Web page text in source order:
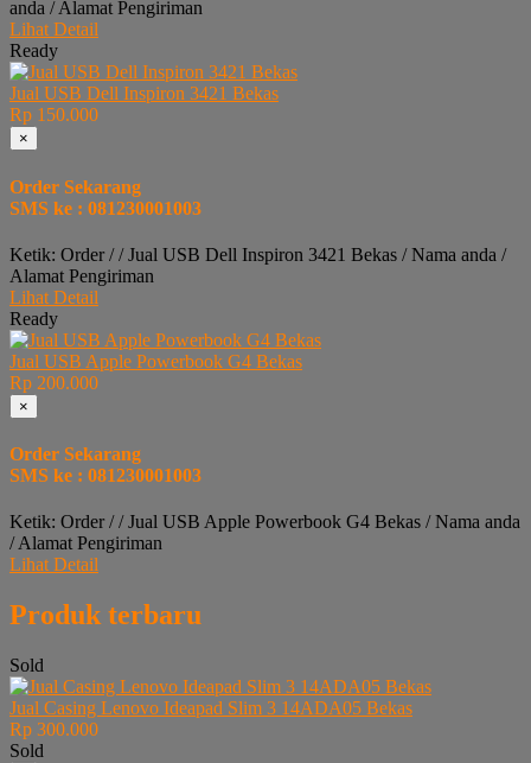
anda / Alamat Pengiriman
Lihat Detail
Ready
Jual USB Dell Inspiron 3421 Bekas
Rp 150.000
×
Order Sekarang
SMS ke : 081230001003
Ketik: Order / / Jual USB Dell Inspiron 3421 Bekas / Nama anda /
Alamat Pengiriman
Lihat Detail
Ready
Jual USB Apple Powerbook G4 Bekas
Rp 200.000
×
Order Sekarang
SMS ke : 081230001003
Ketik: Order / / Jual USB Apple Powerbook G4 Bekas / Nama anda
/ Alamat Pengiriman
Lihat Detail
Produk terbaru
Sold
Jual Casing Lenovo Ideapad Slim 3 14ADA05 Bekas
Rp 300.000
Sold